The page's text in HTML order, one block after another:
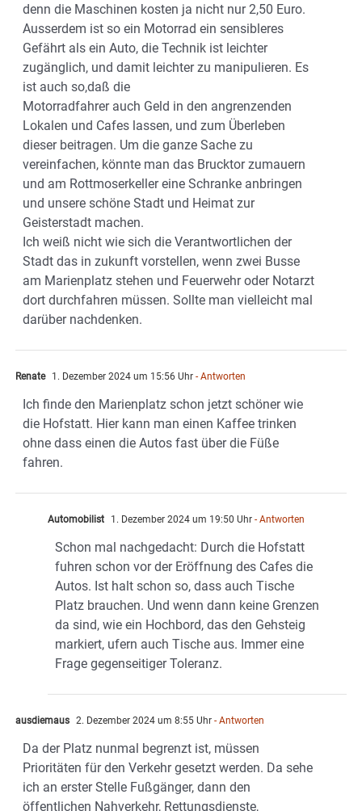
denn die Maschinen kosten ja nicht nur 2,50 Euro.
Ausserdem ist so ein Motorrad ein sensibleres
Gefährt als ein Auto, die Technik ist leichter
zugänglich, und damit leichter zu manipulieren. Es
ist auch so,daß die
Motorradfahrer auch Geld in den angrenzenden
Lokalen und Cafes lassen, und zum Überleben
dieser beitragen. Um die ganze Sache zu
vereinfachen, könnte man das Brucktor zumauern
und am Rottmoserkeller eine Schranke anbringen
und unsere schöne Stadt und Heimat zur
Geisterstadt machen.
Ich weiß nicht wie sich die Verantwortlichen der
Stadt das in zukunft vorstellen, wenn zwei Busse
am Marienplatz stehen und Feuerwehr oder Notarzt
dort durchfahren müssen. Sollte man vielleicht mal
darüber nachdenken.
Renate 1. Dezember 2024 um 15:56 Uhr - Antworten
Ich finde den Marienplatz schon jetzt schöner wie
die Hofstatt. Hier kann man einen Kaffee trinken
ohne dass einen die Autos fast über die Füße
fahren.
Automobilist 1. Dezember 2024 um 19:50 Uhr - Antworten
Schon mal nachgedacht: Durch die Hofstatt
fuhren schon vor der Eröffnung des Cafes die
Autos. Ist halt schon so, dass auch Tische
Platz brauchen. Und wenn dann keine Grenzen
da sind, wie ein Hochbord, das den Gehsteig
markiert, ufern auch Tische aus. Immer eine
Frage gegenseitiger Toleranz.
ausdiemaus 2. Dezember 2024 um 8:55 Uhr - Antworten
Da der Platz nunmal begrenzt ist, müssen
Prioritäten für den Verkehr gesetzt werden. Da sehe
ich an erster Stelle Fußgänger, dann den
öffentlichen Nahverkehr, Rettungsdienste,